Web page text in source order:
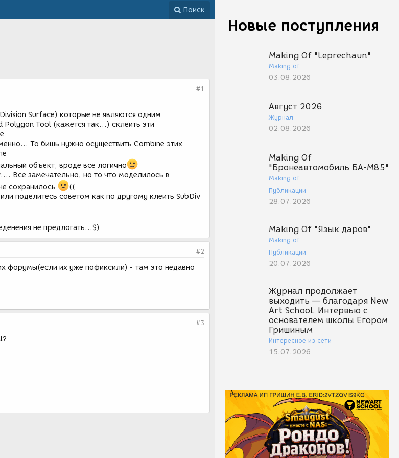
Новые поступления
Making Of "Leprechaun"
Making of
03.08.2026
Август 2026
Журнал
02.08.2026
Making Of
"Бронеавтомобиль БА-М85"
Making of
Публикации
28.07.2026
Making Of "Язык даров"
Making of
Публикации
20.07.2026
Журнал продолжает
выходить — благодаря New
Art School. Интервью с
основателем школы Егором
Гришиным
Интересное из сети
15.07.2026
Поиск
#1
Surface) которые не являются одним
Tool (кажется так...) склеить эти
То бишь нужно осуществить Combine этих
объект, вроде все логично
Все замечательно, но то что моделилось в
сохранилось
((
поделитесь советом как по другому клеить SubDiv
не предлогать...$)
#2
форумы(если их уже пофиксили) - там это недавно
#3